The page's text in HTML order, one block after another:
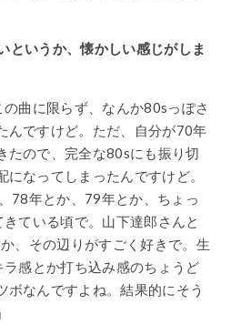
いうか、懐かしい感じがしま
の曲に限らず、なんか80sっぽさ
んですけど。ただ、自分が70年
たので、完全な80sにも振り切
なってしまったんですけど。
78年とか、79年とか、ちょっ
ている頃で。山下達郎さんと
、その辺りがすごく好きで。生
感とか打ち込み感のちょうど
ボなんですよね。結果的にそう